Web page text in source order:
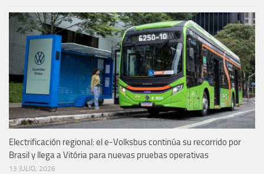
Electrificación regional: el e-Volksbus continúa su recorrido por
Brasil y llega a Vitória para nuevas pruebas operativas
13 JULIO, 2026